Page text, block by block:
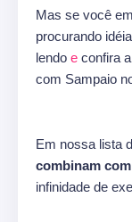
Mas se você
procurando
lendo e confira
com Sampaio
Em nossa lista
combinam
infinidade de